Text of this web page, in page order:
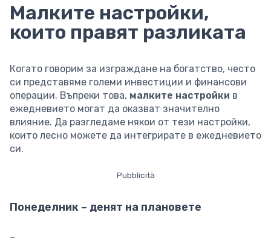
Малките настройки,
които правят разликата
Когато говорим за изграждане на богатство, често
си представяме големи инвестиции и финансови
операции. Въпреки това, малките настройки в
ежедневието могат да оказват значително
влияние. Да разгледаме някои от тези настройки,
които лесно можете да интегрирате в ежедневието
си.
Pubblicità
Понеделник – денят на плановете